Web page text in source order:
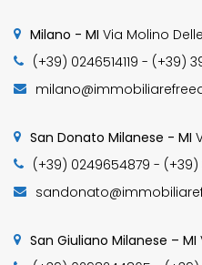
Milano - MI Via Molino
(+39) 0246514119 - (+39)
San Donato Milanese - MI
(+39) 0249654879 - (+39)
San Giuliano Milanese – MI